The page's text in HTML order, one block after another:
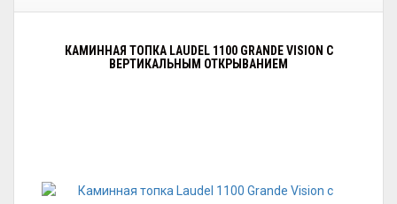
КАМИННАЯ ТОПКА LAUDEL 1100 GRANDE VISION С
ВЕРТИКАЛЬНЫМ ОТКРЫВАНИЕМ